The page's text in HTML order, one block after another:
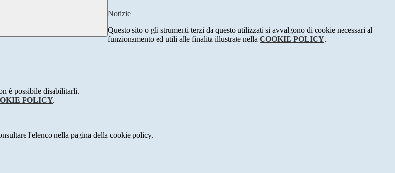
Notizie
Questo sito o gli strumenti terzi da questo utilizzati si avvalgono di cookie necessari al
funzionamento ed utili alle finalità illustrate nella COOKIE POLICY.
è possibile disabilitarli.
POLICY.
l'elenco nella pagina della cookie policy.